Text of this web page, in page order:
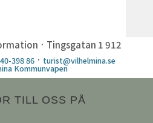
· Tingsgatan 1 912
398 86 · turist@vilhelmina.se
TILL OSS PÅ